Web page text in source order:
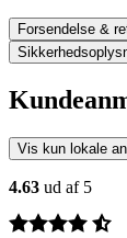
Forsendelse &
Vis kun lokale
4.63 ud af 5